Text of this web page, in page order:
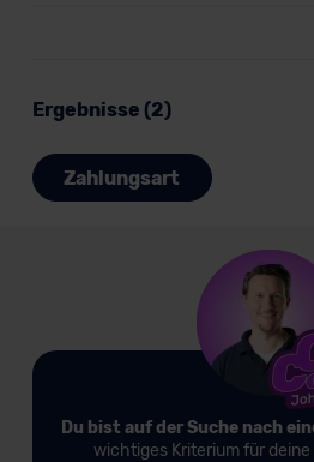
Ergebnisse (2)
Zahlungsart
Du bist auf der Suche nach
wichtiges Kriterium für deine